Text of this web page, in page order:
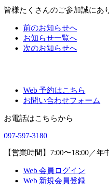
皆様たくさんのご参加誠にあ
前のお知らせへ
お知らせ一覧へ
次のお知らせへ
Web 予約はこちら
お問い合わせフォーム
お電話はこちらから
097-597-3180
【営業時間】7:00〜18:00／年
Web 会員ログイン
Web 新規会員登録